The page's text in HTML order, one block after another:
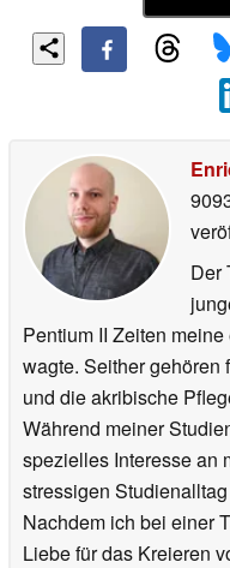
Der
Pentium II Zeiten
wagte. Seither gehören
und die akribische
Während meiner
spezielles Interesse an
stressigen
Nachdem ich bei einer
Liebe für das Kreieren